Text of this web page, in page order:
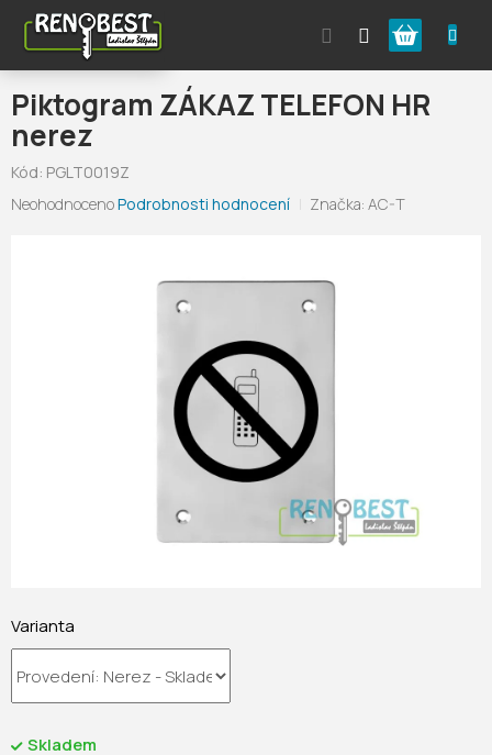
obsah
Nákupní
košík
Piktogram ZÁKAZ TELEFON HR
nerez
Kód: PGLT0019Z
Průměrné
NeohodnocenoPodrobnosti hodnocení Značka:AC-T
Skladem
Varianta